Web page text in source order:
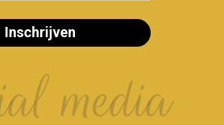
Inschrijven
media